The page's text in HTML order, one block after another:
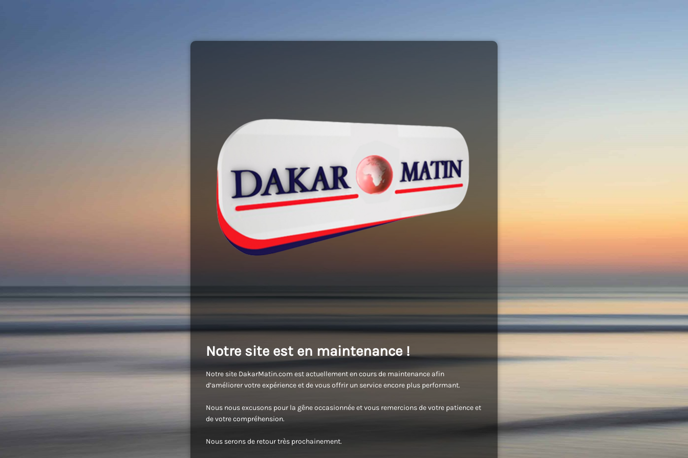
Notre site est en maintenance !
Notre site DakarMatin.com est actuellement en cours de maintenance afin
d’améliorer votre expérience et de vous offrir un service encore plus performant.
Nous nous excusons pour la gêne occasionnée et vous remercions de votre patience et
de votre compréhension.
Nous serons de retour très prochainement.